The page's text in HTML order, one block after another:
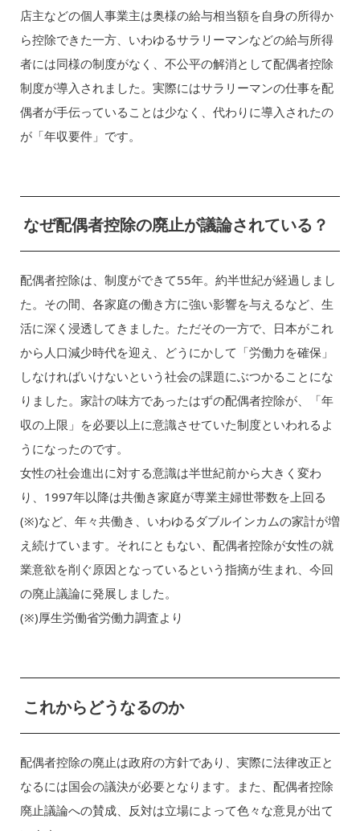
店主などの個人事業主は奥様の給与相当額を自身の所得か
ら控除できた一方、いわゆるサラリーマンなどの給与所得
者には同様の制度がなく、不公平の解消として配偶者控除
制度が導入されました。実際にはサラリーマンの仕事を配
偶者が手伝っていることは少なく、代わりに導入されたの
が「年収要件」です。
なぜ配偶者控除の廃止が議論されている？
配偶者控除は、制度ができて55年。約半世紀が経過しまし
た。その間、各家庭の働き方に強い影響を与えるなど、生
活に深く浸透してきました。ただその一方で、日本がこれ
から人口減少時代を迎え、どうにかして「労働力を確保」
しなければいけないという社会の課題にぶつかることにな
りました。家計の味方であったはずの配偶者控除が、「年
収の上限」を必要以上に意識させていた制度といわれるよ
うになったのです。
女性の社会進出に対する意識は半世紀前から大きく変わ
り、1997年以降は共働き家庭が専業主婦世帯数を上回る
(※)など、年々共働き、いわゆるダブルインカムの家計が増
え続けています。それにともない、配偶者控除が女性の就
業意欲を削ぐ原因となっているという指摘が生まれ、今回
の廃止議論に発展しました。
(※)厚生労働省労働力調査より
これからどうなるのか
配偶者控除の廃止は政府の方針であり、実際に法律改正と
なるには国会の議決が必要となります。また、配偶者控除
廃止議論への賛成、反対は立場によって色々な意見が出て